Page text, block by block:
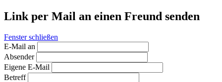
Link per Mail an einen Freund senden
Fenster schließen
E-Mail an
Absender
Eigene E-Mail
Betreff